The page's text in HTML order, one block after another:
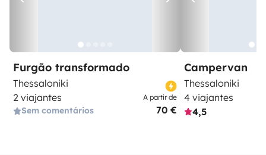
Furgão transformado
Thessaloniki
2 viajantes
Sem comentários
A partir de
70 €
Campervan
Thessaloniki
4 viajantes
4,5